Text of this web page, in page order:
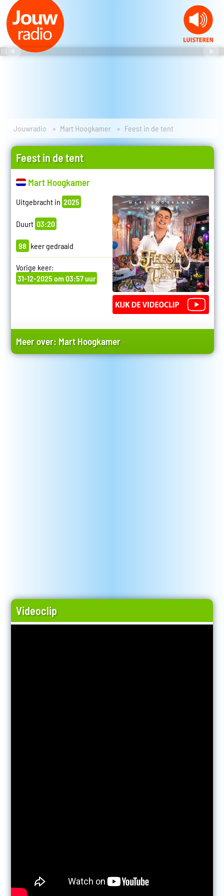
Jouwradio Mart Hoogkamer Feest in de tent
Feest in de tent
Mart Hoogkamer
Uitgebracht in 2025
Duurt 03:20
98 keer gedraaid
Vorige keer:
31-12-2025 om 03:57 uur
Meer over: Mart Hoogkamer
Videoclip